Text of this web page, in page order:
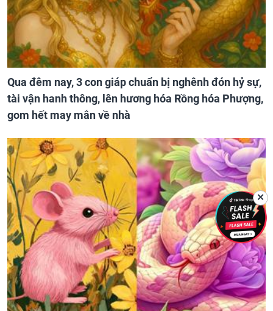
Qua đêm nay, 3 con giáp chuẩn bị nghênh đón hỷ sự,
tài vận hanh thông, lên hương hóa Rồng hóa Phượng,
gom hết may mắn về nhà
✕